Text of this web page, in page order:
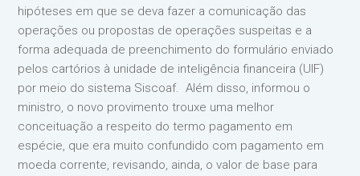
hipóteses em que se deva fazer a comunicação das
operações ou propostas de operações suspeitas e a
forma adequada de preenchimento do formulário enviado
pelos cartórios à unidade de inteligência financeira (UIF)
por meio do sistema Siscoaf. Além disso, informou o
ministro, o novo provimento trouxe uma melhor
conceituação a respeito do termo pagamento em
espécie, que era muito confundido com pagamento em
moeda corrente, revisando, ainda, o valor de base para